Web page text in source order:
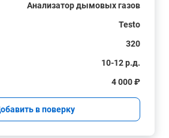
Анализатор дымовых газов
Testo
320
10-12 р.д.
4 000 ₽
в поверку